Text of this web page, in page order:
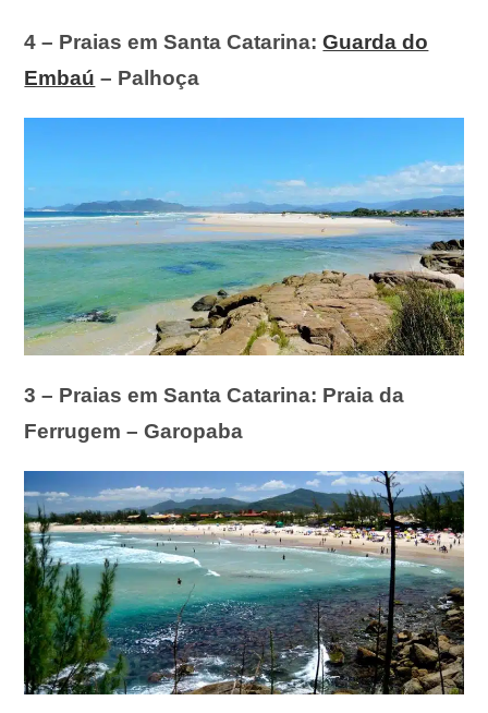
4 – Praias em Santa Catarina:Guarda do
Embaú – Palhoça
3 – Praias em Santa Catarina: Praia da
Ferrugem – Garopaba